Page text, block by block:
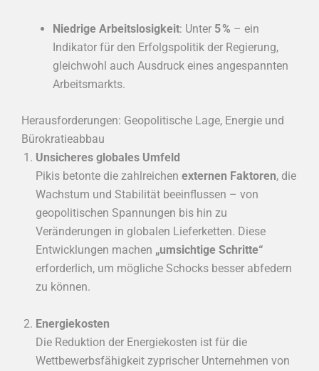
Niedrige Arbeitslosigkeit: Unter 5 % – ein
Indikator für den Erfolgspolitik der Regierung,
gleichwohl auch Ausdruck eines angespannten
Arbeitsmarkts.
Herausforderungen: Geopolitische Lage, Energie und
Bürokratieabbau
Unsicheres globales Umfeld
Pikis betonte die zahlreichen externen Faktoren, die
Wachstum und Stabilität beeinflussen – von
geopolitischen Spannungen bis hin zu
Veränderungen in globalen Lieferketten. Diese
Entwicklungen machen „umsichtige Schritte“
erforderlich, um mögliche Schocks besser abfedern
zu können.
Energiekosten
Die Reduktion der Energiekosten ist für die
Wettbewerbsfähigkeit zyprischer Unternehmen von